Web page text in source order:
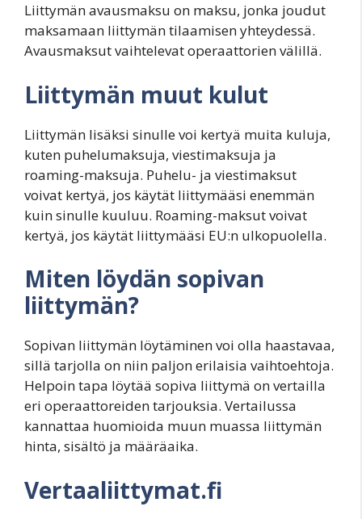
Liittymän avausmaksu on maksu, jonka joudut
maksamaan liittymän tilaamisen yhteydessä.
Avausmaksut vaihtelevat operaattorien välillä.
Liittymän muut kulut
Liittymän lisäksi sinulle voi kertyä muita kuluja,
kuten puhelumaksuja, viestimaksuja ja
roaming-maksuja. Puhelu- ja viestimaksut
voivat kertyä, jos käytät liittymääsi enemmän
kuin sinulle kuuluu. Roaming-maksut voivat
kertyä, jos käytät liittymääsi EU:n ulkopuolella.
Miten löydän sopivan
liittymän?
Sopivan liittymän löytäminen voi olla haastavaa,
sillä tarjolla on niin paljon erilaisia vaihtoehtoja.
Helpoin tapa löytää sopiva liittymä on vertailla
eri operaattoreiden tarjouksia. Vertailussa
kannattaa huomioida muun muassa liittymän
hinta, sisältö ja määräaika.
Vertaaliittymat.fi